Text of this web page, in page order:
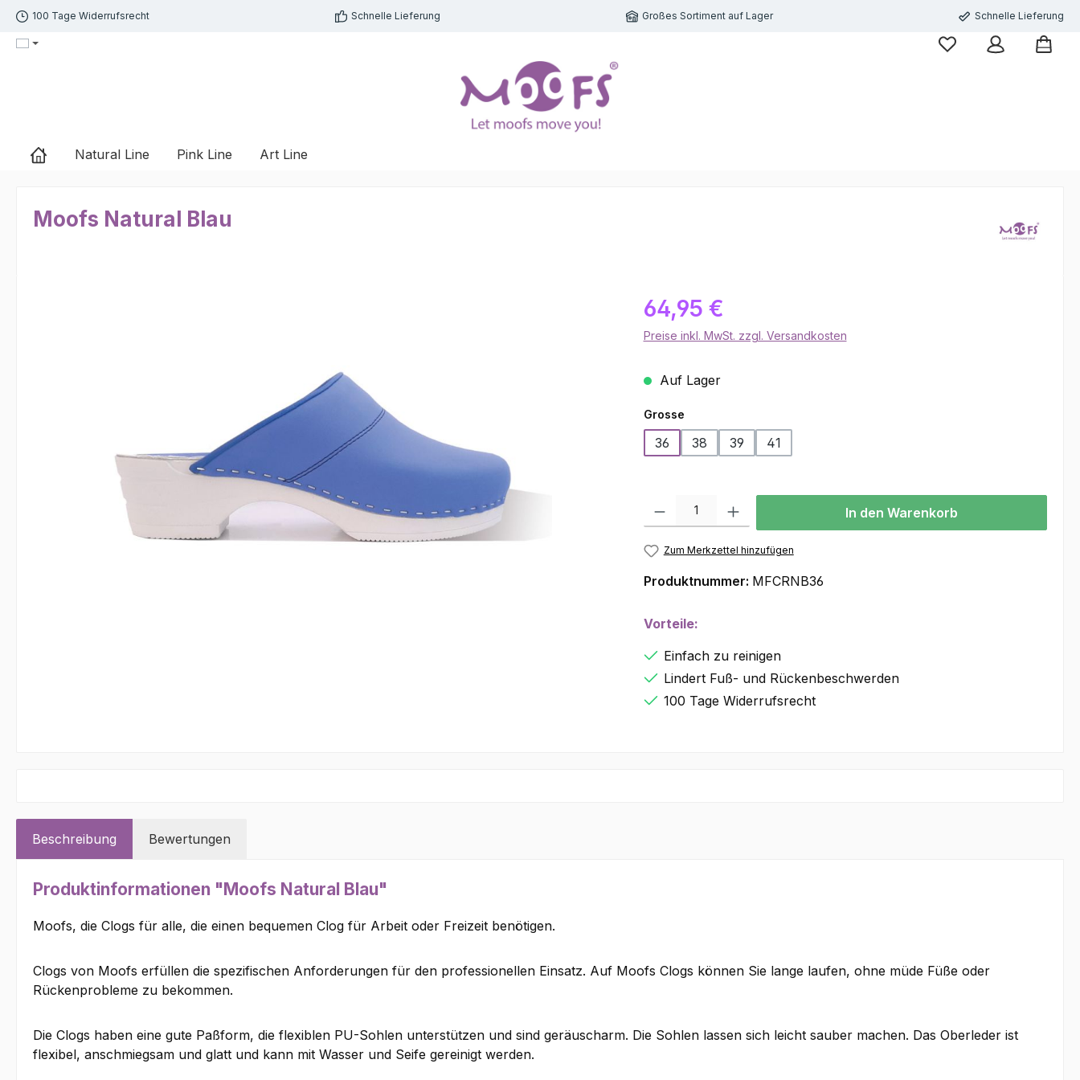
Hauptinhalt springen
Zur Suche springen
Zur Hauptnavigation springen
100 Tage Widerrufsrecht Schnelle Lieferung Großes Sortiment auf Lager Schnelle Lieferung
Natural Line Pink Line Art Line
Moofs Natural Blau
64,95 €
Preise inkl. MwSt. zzgl. Versandkosten
Auf Lager
Grosseauswählen
36 38 39 41
Produkt Anzahl: Gib den gewünschten Wert ein oder benutze die Schaltflächen
In den Warenkorb
Zum Merkzettel hinzufügen
Produktnummer: MFCRNB36
Vorteile:
Einfach zu reinigen
Lindert Fuß- und Rückenbeschwerden
100 Tage Widerrufsrecht
Beschreibung Bewertungen
Produktinformationen "Moofs Natural Blau"
Moofs, die Clogs für alle, die einen bequemen Clog für Arbeit oder Freizeit benötigen.
Clogs von Moofs erfüllen die spezifischen Anforderungen für den professionellen Einsatz. Auf Moofs Clogs können Sie lange laufen, ohne müde Füße oder
Rückenprobleme zu bekommen.
Die Clogs haben eine gute Paßform, die flexiblen PU-Sohlen unterstützen und sind geräuscharm. Die Sohlen lassen sich leicht sauber machen. Das Oberleder ist
flexibel, anschmiegsam und glatt und kann mit Wasser und Seife gereinigt werden.